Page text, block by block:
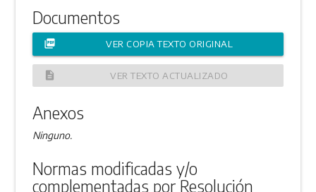
Documentos
picture_as_pdf VER COPIA TEXTO ORIGINAL
description VER TEXTO ACTUALIZADO
Anexos
Ninguno.
Normas modificadas y/o
complementadas por Resolución